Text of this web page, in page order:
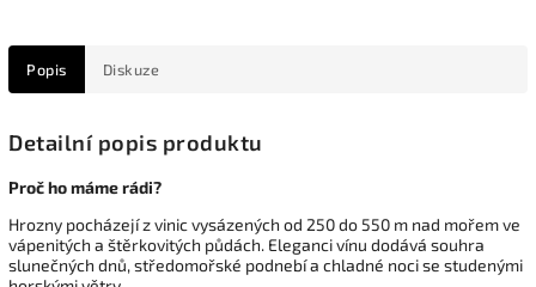
Popis Diskuze
Detailní popis produktu
Proč ho máme rádi?
Hrozny pocházejí z vinic vysázených od 250 do 550 m nad mořem ve
vápenitých a štěrkovitých půdách. Eleganci vínu dodává souhra
slunečných dnů, středomořské podnebí a chladné noci se studenými